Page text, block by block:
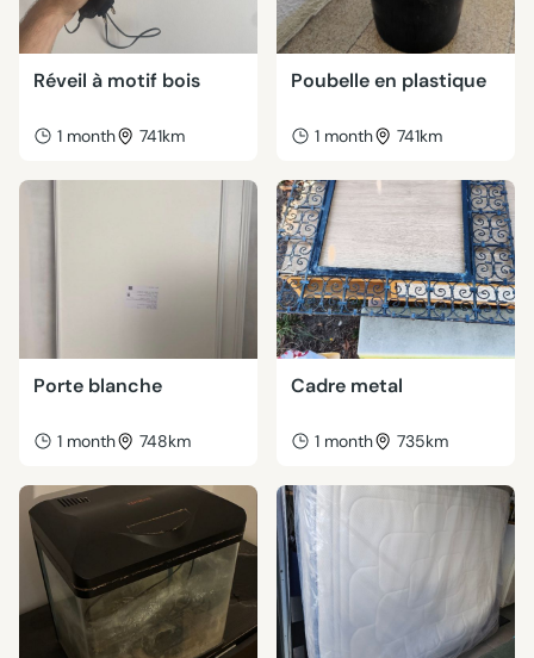
Réveil à motif bois
1 month 741km
Poubelle en plastique
1 month 741km
Porte blanche
1 month 748km
Cadre metal
1 month 735km